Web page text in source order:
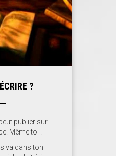
?
publier sur
Même toi !
va dans ton